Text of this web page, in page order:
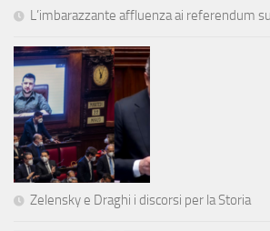
L’imbarazzante affluenza ai referendum
Zelensky e Draghi i discorsi per la Storia